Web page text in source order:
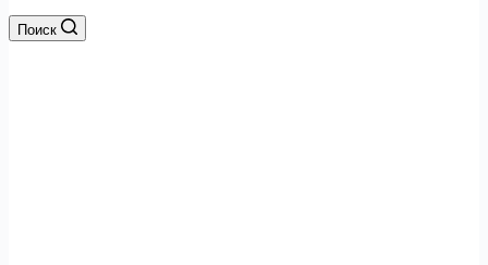
Поиск